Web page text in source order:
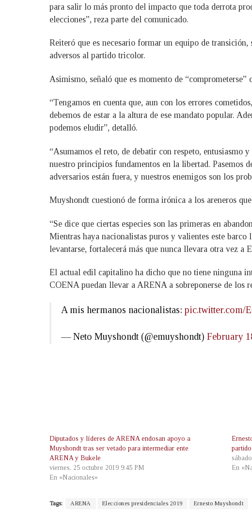
para salir lo más pronto del impacto que toda derrota
elecciones”, reza parte del comunicado.
Reiteró que es necesario formar un equipo de
adversos al partido tricolor.
Asimismo, señaló que es momento de
“Tengamos en cuenta que, aun con los errores
debemos de estar a la altura de ese mandato popular.
podemos eludir”, detalló.
“Asumamos el reto, de debatir con respeto, entusiasmo
nuestro principios fundamentos en la libertad. Pasemos
adversarios están fuera, y nuestros enemigos son los
Muyshondt cuestionó de forma irónica a los areneros
“Se dice que ciertas especies son las primeras en
Mientras haya nacionalistas puros y valientes este
levantarse, fortalecerá más que nunca llevara otra vez a
El actual edil capitalino ha dicho que no tiene ninguna
COENA puedan llevar a ARENA a sobreponerse de los
A mis hermanos nacionalistas: pic.twitter.com/
— Neto Muyshondt (@emuyshondt) February
Diputados y líderes de ARENA endosan apoyo a
Muyshondt tras ser vetado para intermediar ente
ARENA y Bukele
viernes, 25 octubre 2019 9:45 PM
En «Nacionales»
En
Tags: ARENA Elecciones presidenciales 2019 Ernesto Muyshondt